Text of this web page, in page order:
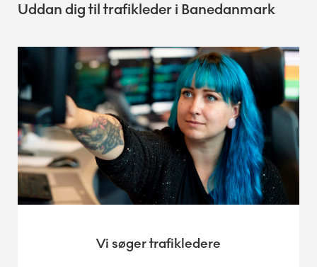
Uddan dig til trafikleder i Banedanmark
Vi søger trafikledere